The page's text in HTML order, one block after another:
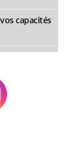
capacités